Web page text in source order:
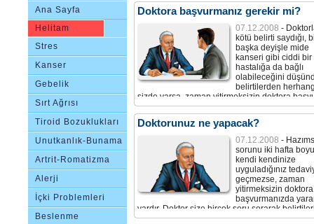
Ana Sayfa
Helitam
Stres
Kanser
Gebelik
Sırt Ağrısı
Tiroid Bozuklukları
Unutkanlık-Bunama
Artrit-Romatizma
Alerji
İçki Problemleri
Beslenme
Doktora başvurmanız gerekir mi?
07.12.2008 -
kötü belirti saydığı,
başka deyişle mide
kanseri gibi ciddi bir
hastalığa da bağlı
olabileceğini
belirtilerden
sizde varsa, zaman yitirmeksizin doktora
Doktorunuz ne yapacak?
07.12.2008 -
sorunu iki hafta
kendi kendinize
uyguladığınız
geçmezse, zaman
yitirmeksizin doktora
başvurmanızda
vardır. Doktor size birçok soru sorarak
neler olduğunu vb. öğrenmek isteyecektir.